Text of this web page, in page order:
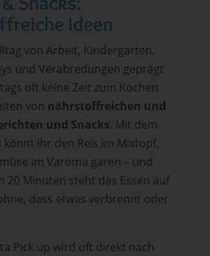
Ideen
von Arbeit, Kindergarten,
und Verabredungen geprägt
oft keine Zeit zum Kochen
von nährstoffreichen und
und Snacks. Mit dem
könnt ihr den Reis im Mixtopf,
im Varoma garen – und
20 Minuten steht das Essen auf
dass etwas verbrennt oder
Pick up wird oft direkt nach